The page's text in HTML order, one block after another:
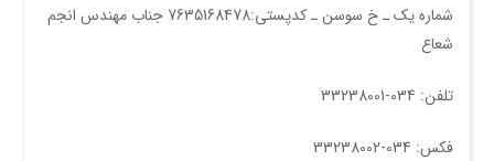
شماره یک ـ خ سوسن ـ کدپستی:7635168478 جناب مهندس انجم
شعاع
تلفن: 034-33238001
فکس: 034-33238002